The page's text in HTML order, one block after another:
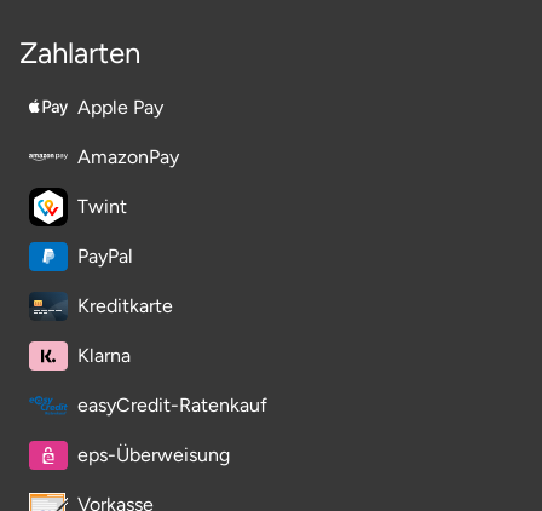
Zahlarten
Apple Pay
AmazonPay
Twint
PayPal
Kreditkarte
Klarna
easyCredit-Ratenkauf
eps-Überweisung
Vorkasse
Regensburg
Rendsburg Eckernförde
Rheine
Rodgau
Rostock
Rottweil
Saarbrücken